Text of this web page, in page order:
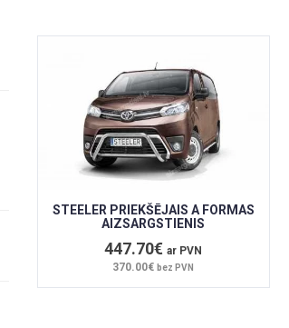
STEELER PRIEKŠĒJAIS A FORMAS
AIZSARGSTIENIS
447.70€ar PVN
370.00€bez PVN